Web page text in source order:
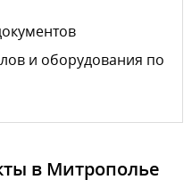
и оборудования по
в Митрополье